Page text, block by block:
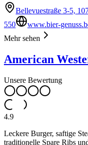
Bellevuestraße 3-5,
550
www.bier-
Mehr sehen
American
Unsere Bewertung
4.9
Leckere Burger, saftige
traditionelle Spare Ribs